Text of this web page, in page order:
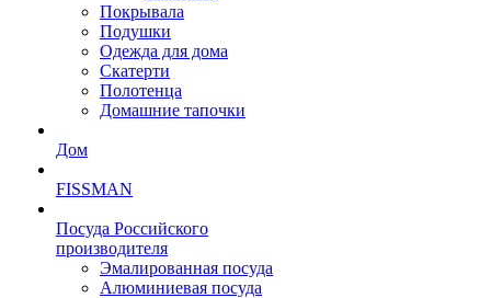
Покрывала
Подушки
Одежда для дома
Скатерти
Полотенца
Домашние тапочки
Дом
FISSMAN
Посуда Российского
производителя
Эмалированная посуда
Алюминиевая посуда